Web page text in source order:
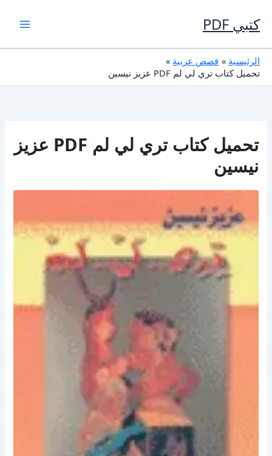
إلى
المحتوى
كتبي PDF
الرئيسية
قصص عربية
تحميل كتاب تري لي لم PDF عزيز نيسين
تحميل كتاب تري لي لم PDF عزيز
نيسين